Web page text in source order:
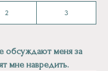
2 3
обсуждают меня за
мне навредить.